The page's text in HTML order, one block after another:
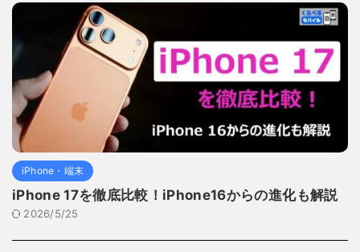
iPhone・端末
iPhone 17を徹底比較！iPhone16からの進化も解説
2026/5/25